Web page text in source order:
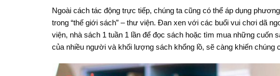
Ngoài cách tác động trực tiếp, chúng ta cũng có thể áp dụng
trong “thế giới sách” – thư viện. Đan xen với các buổi vui chơi dã
viện, nhà sách 1 tuần 1 lần để đọc sách hoặc tìm mua những cuốn
của nhiều người và khối lượng sách khổng lồ, sẽ càng khiến chúng